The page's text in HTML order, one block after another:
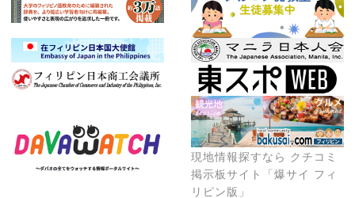
現地情報探すなら クチコミ
掲示板サイト「爆サイ フィ
リピン版」